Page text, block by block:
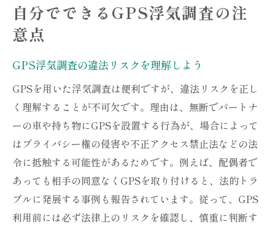
自分でできるGPS浮気調査の注
意点
GPS浮気調査の違法リスクを理解しよう
GPSを用いた浮気調査は便利ですが、違法リスクを正し
く理解することが不可欠です。理由は、無断でパートナ
ーの車や持ち物にGPSを設置する行為が、場合によって
はプライバシー権の侵害や不正アクセス禁止法などの法
令に抵触する可能性があるためです。例えば、配偶者で
あっても相手の同意なくGPSを取り付けると、法的トラ
ブルに発展する事例も報告されています。従って、GPS
利用前には必ず法律上のリスクを確認し、慎重に判断す